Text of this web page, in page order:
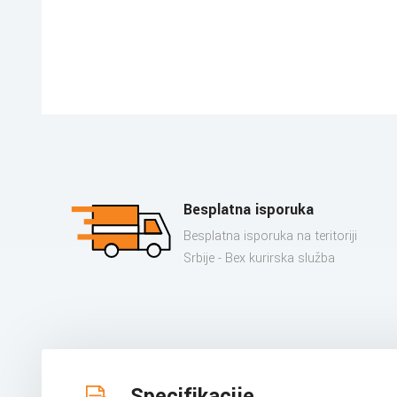
Besplatna isporuka
Besplatna isporuka na teritoriji
Srbije - Bex kurirska služba